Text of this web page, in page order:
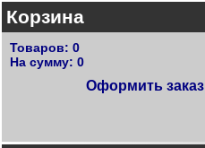
Корзина
Товаров: 0
На сумму: 0
Оформить заказ